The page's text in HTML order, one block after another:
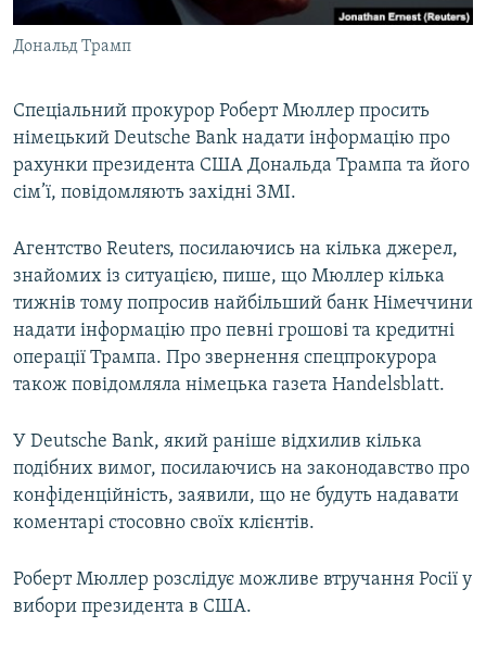
УКРАЇНСЬКА ПРОБЛЕМА КРИМУ
ІНФОГРАФІКА
ДОЛУЧАЙСЯ!
Дональд Трамп
Спеціальний прокурор Роберт Мюллер просить
німецький Deutsche Bank надати інформацію про
рахунки президента США Дональда Трампа та його
сім’ї, повідомляють західні ЗМІ.
Агентство Reuters, посилаючись на кілька джерел,
знайомих із ситуацією, пише, що Мюллер кілька
тижнів тому попросив найбільший банк Німеччини
надати інформацію про певні грошові та кредитні
операції Трампа. Про звернення спецпрокурора
також повідомляла німецька газета Handelsblatt.
У Deutsche Bank, який раніше відхилив кілька
подібних вимог, посилаючись на законодавство про
конфіденційність, заявили, що не будуть надавати
коментарі стосовно своїх клієнтів.
Роберт Мюллер розслідує можливе втручання Росії у
вибори президента в США.